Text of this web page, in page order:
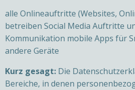
alle Onlineauftritte (Websites,
betreiben Social Media Auftritte
Kommunikation mobile Apps für
andere Geräte
Kurz gesagt: Die
Bereiche, in denen